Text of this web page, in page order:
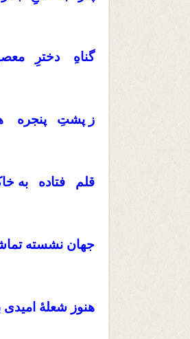
گناهِ دخترِ
ز پشتِ پنجره
قلم فتاده به
جهان نشسته
هنوز شعلهٔ